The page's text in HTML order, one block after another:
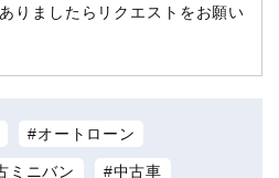
りましたらリクエストをお願い
オートローン
ミニバン 中古車